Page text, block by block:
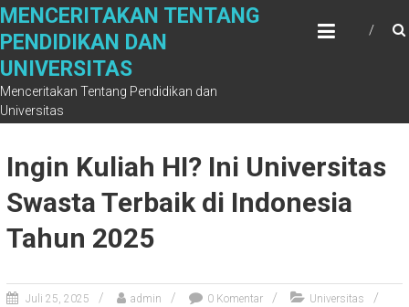
Skip
content
MENCERITAKAN TENTANG
PENDIDIKAN DAN
UNIVERSITAS
Menceritakan Tentang Pendidikan dan
Universitas
Ingin Kuliah HI? Ini Universitas
Swasta Terbaik di Indonesia
Tahun 2025
Juli 25, 2025 admin 0 Komentar Universitas